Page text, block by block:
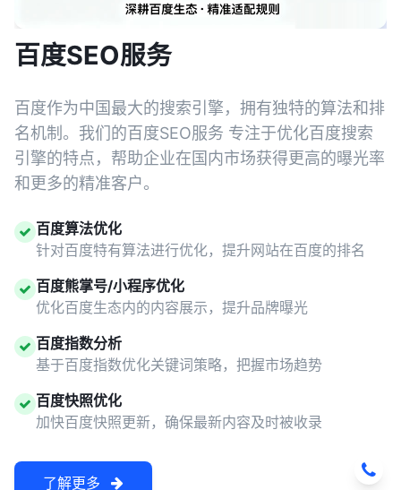
百度SEO服务
百度作为中国最大的搜索引擎，拥有独特的算法和排
名机制。我们的百度SEO服务 专注于优化百度搜索
引擎的特点，帮助企业在国内市场获得更高的曝光率
和更多的精准客户。
百度算法优化
针对百度特有算法进行优化，提升网站在百度的排名
百度熊掌号/小程序优化
优化百度生态内的内容展示，提升品牌曝光
百度指数分析
基于百度指数优化关键词策略，把握市场趋势
百度快照优化
加快百度快照更新，确保最新内容及时被收录
了解更多